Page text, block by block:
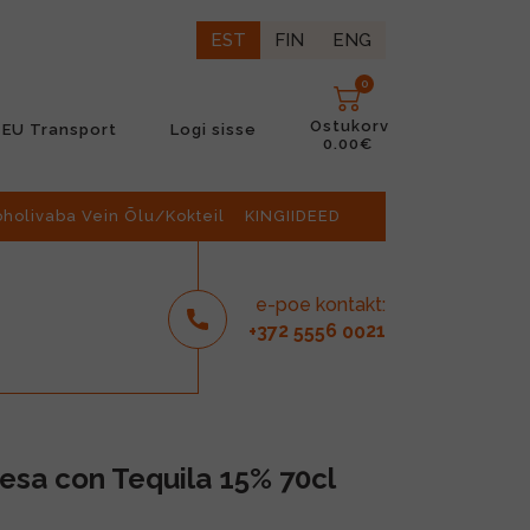
EST FIN ENG
EU Transport Logi sisse
0
Ostukorv
0.00€
Vein Õlu/Kokteil KINGIIDEED
e-poe kontakt:
+372 5556 0021
con Tequila 15% 70cl